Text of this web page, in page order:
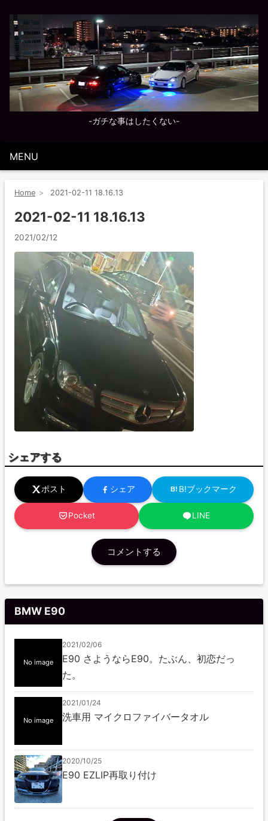
-ガチな事はしたくない-
MENU
Home 2021-02-11 18.16.13
2021-02-11 18.16.13
2021/02/12
シェアする
ポスト シェア B! B!ブックマーク
Pocket LINE
コメントする
BMW E90
No image
2021/02/06
E90 さようならE90。たぶん、初恋だっ
た。
No image
2021/01/24
洗車用 マイクロファイバータオル
2020/10/25
E90 EZLIP再取り付け